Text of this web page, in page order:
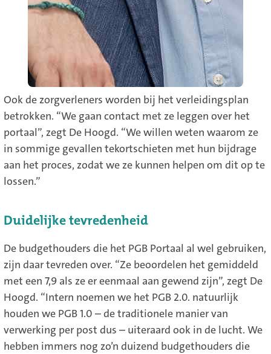
Ook de zorgverleners worden bij het verleidingsplan
betrokken. “We gaan contact met ze leggen over het
portaal”, zegt De Hoogd. “We willen weten waarom ze
in sommige gevallen tekortschieten met hun bijdrage
aan het proces, zodat we ze kunnen helpen om dit op te
lossen.”
Duidelijke tevredenheid
De budgethouders die het PGB Portaal al wel gebruiken,
zijn daar tevreden over. “Ze beoordelen het gemiddeld
met een 7,9 als ze er eenmaal aan gewend zijn”, zegt De
Hoogd. “Intern noemen we het PGB 2.0. natuurlijk
houden we PGB 1.0 – de traditionele manier van
verwerking per post dus – uiteraard ook in de lucht. We
hebben immers nog zo’n duizend budgethouders die